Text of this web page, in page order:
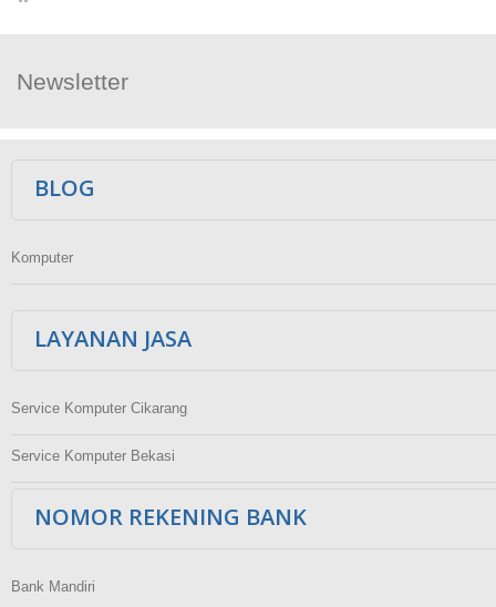
Newsletter
BLOG
Komputer
LAYANAN JASA
Service Komputer Cikarang
Service Komputer Bekasi
NOMOR REKENING BANK
Bank Mandiri